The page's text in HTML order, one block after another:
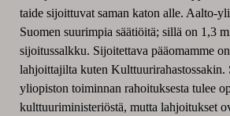
taide sijoittuvat saman katon alle. Aalto-
Suomen suurimpia säätiöitä; sillä on 1,3
sijoitussalkku. Sijoitettava pääomamme
lahjoittajilta kuten Kulttuurirahastossakin.
yliopiston toiminnan rahoituksesta tulee
kulttuuriministeriöstä, mutta lahjoitukset